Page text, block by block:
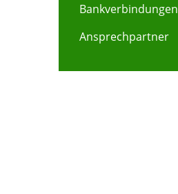
Bankverbindungen
Ansprechpartner